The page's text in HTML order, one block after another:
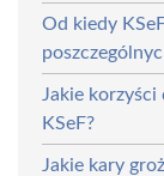
Od kiedy
Jakie
KSeF?
Jakie kary